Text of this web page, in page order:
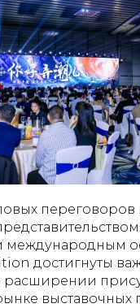
международным
достигнуты
расширении
выставочных